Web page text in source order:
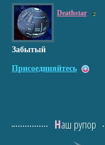
Deathstar 2
Забытый
Присоединяйтесь
Наш рупор